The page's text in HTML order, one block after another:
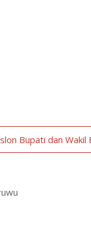
Bupati dan